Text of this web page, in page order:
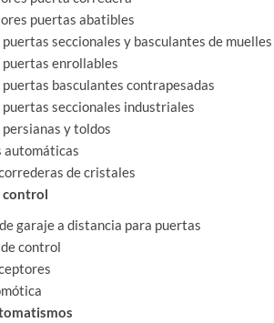
puertas abatibles
seccionales y basculantes de muelles
enrollables
basculantes contrapesadas
seccionales industriales
y toldos
automáticas
de cristales
control
garaje a distancia para puertas
control